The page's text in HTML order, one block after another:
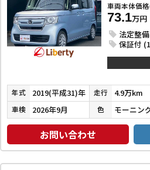
車両本体価格
73.1万円
法定整
保証付
年式 2019(平成31)年 走行 4.9万km
車検 2026年9月 色
お問い合わせ